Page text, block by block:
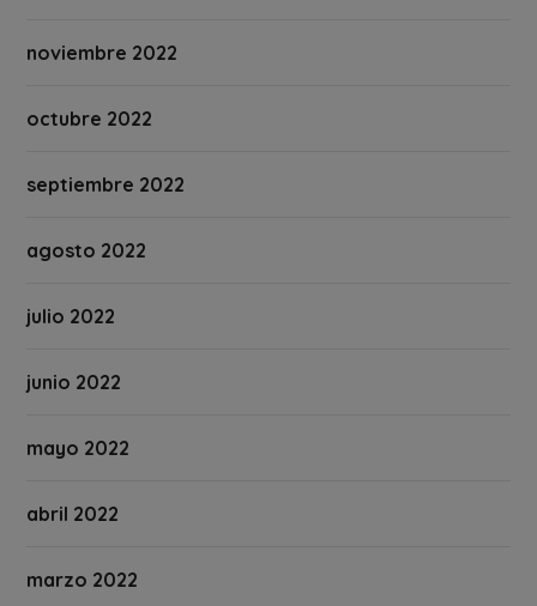
noviembre 2022
octubre 2022
septiembre 2022
agosto 2022
julio 2022
junio 2022
mayo 2022
abril 2022
marzo 2022